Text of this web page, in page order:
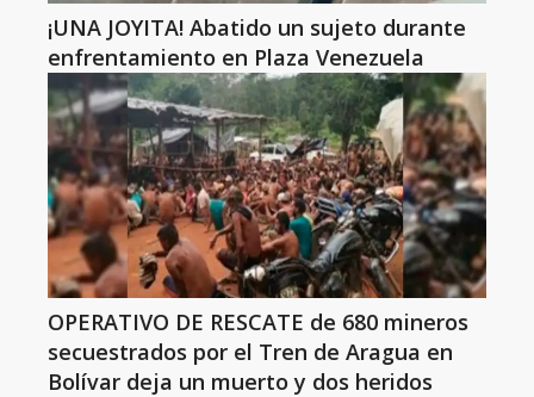
¡UNA JOYITA! Abatido un sujeto durante
enfrentamiento en Plaza Venezuela
OPERATIVO DE RESCATE de 680 mineros
secuestrados por el Tren de Aragua en
Bolívar deja un muerto y dos heridos